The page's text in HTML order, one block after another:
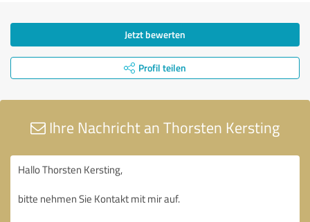
Jetzt bewerten
Profil teilen
Ihre Nachricht an Thorsten Kersting